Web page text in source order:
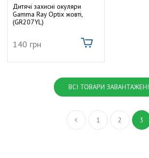
з
5
Дитячі захисні окуляри
Gamma Ray Optix жовті,
(GR207YL)
140 грн
ВСІ ТОВАРИ ЗАВАНТАЖЕНІ
1 2 3